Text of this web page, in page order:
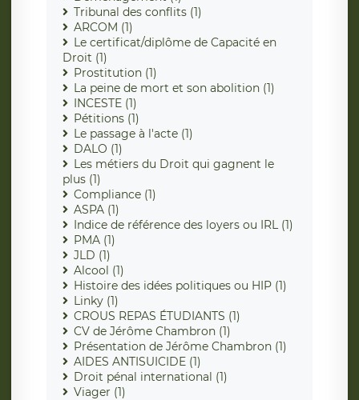
Tribunal des conflits (1)
ARCOM (1)
Le certificat/diplôme de Capacité en
Droit (1)
Prostitution (1)
La peine de mort et son abolition (1)
INCESTE (1)
Pétitions (1)
Le passage à l'acte (1)
DALO (1)
Les métiers du Droit qui gagnent le
plus (1)
Compliance (1)
ASPA (1)
Indice de référence des loyers ou IRL (1)
PMA (1)
JLD (1)
Alcool (1)
Histoire des idées politiques ou HIP (1)
Linky (1)
CROUS REPAS ÉTUDIANTS (1)
CV de Jérôme Chambron (1)
Présentation de Jérôme Chambron (1)
AIDES ANTISUICIDE (1)
Droit pénal international (1)
Viager (1)